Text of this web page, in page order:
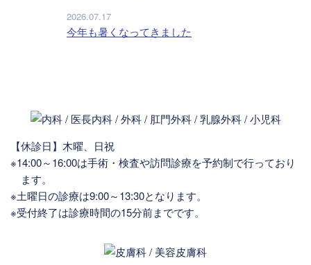
2026.07.17
今年も暑くなってきました
【休診日】木曜、日祝
※14:00～16:00は手術・検査や訪問診療を予約制で行っており
ます。
※土曜日の診療は9:00～13:30となります。
※受付終了は診療時間の15分前までです。